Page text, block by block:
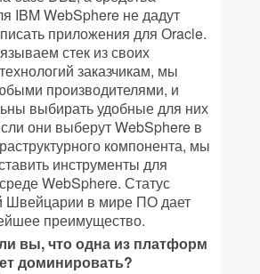
IBM WebSphere не дадут
приложения для Оracle.
стек из своих
заказчикам, мы
производителями, и
выбирать удобные для них
они выберут WebSphere в
компонента, мы
инструменты для
WebSphere. Статус
Швейцарии в мире ПО дает
преимущество.
вы, что одна из платформ
доминировать?